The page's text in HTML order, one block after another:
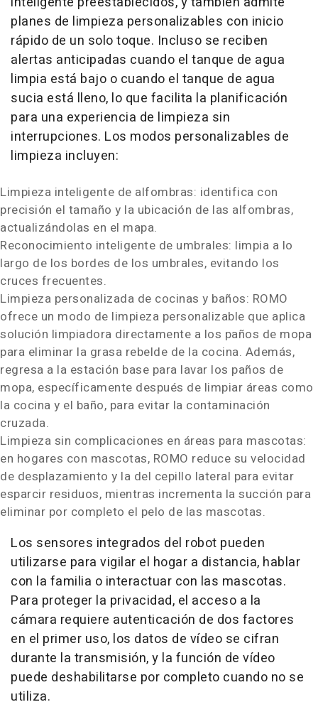
planes de limpieza personalizables con inicio
rápido de un solo toque. Incluso se reciben
alertas anticipadas cuando el tanque de agua
limpia está bajo o cuando el tanque de agua
sucia está lleno, lo que facilita la planificación
para una experiencia de limpieza sin
interrupciones. Los modos personalizables de
limpieza incluyen:
Limpieza inteligente de alfombras: identifica con
precisión el tamaño y la ubicación de las alfombras,
actualizándolas en el mapa.
Reconocimiento inteligente de umbrales: limpia a lo
largo de los bordes de los umbrales, evitando los
cruces frecuentes.
Limpieza personalizada de cocinas y baños: ROMO
ofrece un modo de limpieza personalizable que aplica
solución limpiadora directamente a los paños de mopa
para eliminar la grasa rebelde de la cocina. Además,
regresa a la estación base para lavar los paños de
mopa, específicamente después de limpiar áreas como
la cocina y el baño, para evitar la contaminación
cruzada.
Limpieza sin complicaciones en áreas para mascotas:
en hogares con mascotas, ROMO reduce su velocidad
de desplazamiento y la del cepillo lateral para evitar
esparcir residuos, mientras incrementa la succión para
eliminar por completo el pelo de las mascotas.
Los sensores integrados del robot pueden
utilizarse para vigilar el hogar a distancia, hablar
con la familia o interactuar con las mascotas.
Para proteger la privacidad, el acceso a la
cámara requiere autenticación de dos factores
en el primer uso, los datos de vídeo se cifran
durante la transmisión, y la función de vídeo
puede deshabilitarse por completo cuando no se
utiliza.